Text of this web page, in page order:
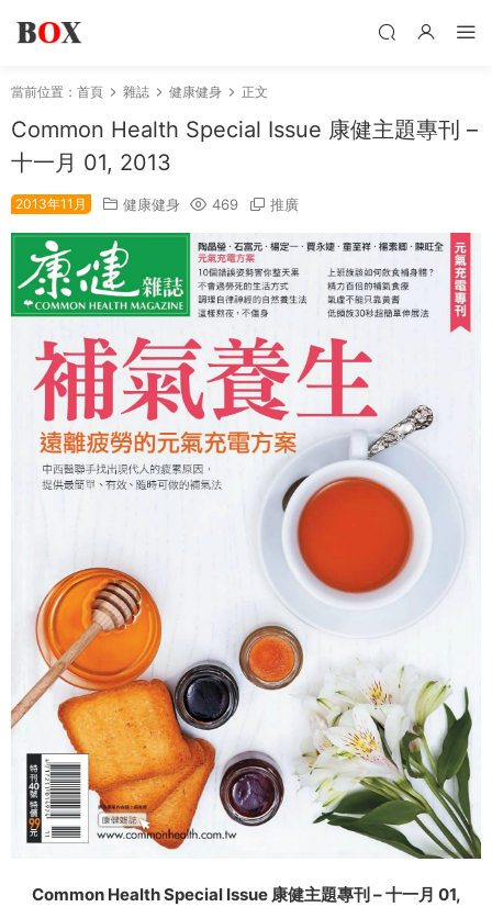
當前位置： 首頁 雜誌 健康健身 正文
Common Health Special Issue 康健主題專刊 –
十一月 01, 2013
2013年11月 健康健身 469 推廣
Common Health Special Issue 康健主題專刊 – 十一月 01,